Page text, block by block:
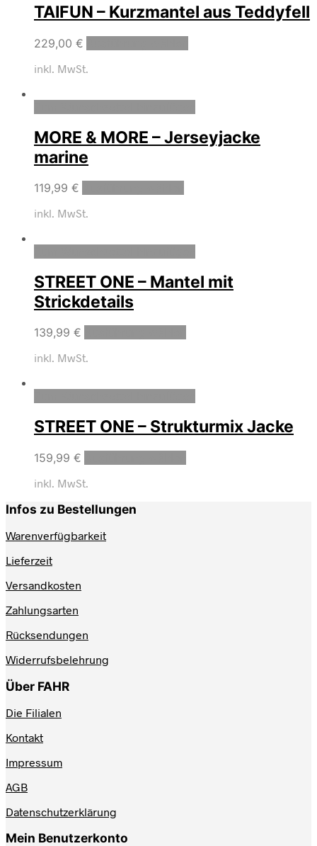
TAIFUN – Kurzmantel aus Teddyfell
229,00 €
inkl. MwSt.
MORE & MORE – Jerseyjacke
marine
119,99 €
inkl. MwSt.
STREET ONE – Mantel mit
Strickdetails
139,99 €
inkl. MwSt.
STREET ONE – Strukturmix Jacke
159,99 €
inkl. MwSt.
Infos zu Bestellungen
Warenverfügbarkeit
Lieferzeit
Versandkosten
Zahlungsarten
Rücksendungen
Widerrufsbelehrung
Über FAHR
Die Filialen
Kontakt
Impressum
AGB
Datenschutzerklärung
Mein Benutzerkonto